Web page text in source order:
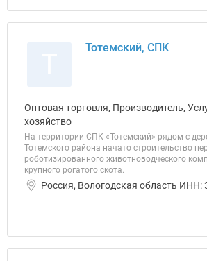
Тотемский, СПК
Оптовая торговля, Производитель,
хозяйство
На территории СПК «Тотемский» рядом с
Тотемского района начато строительство
роботизированного животноводческого
крупного рогатого скота.
Россия, Вологодская область ИНН: